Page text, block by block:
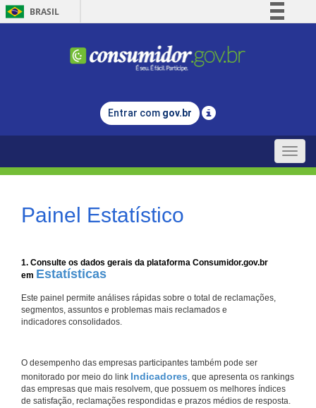
BRASIL
Comunica BR
Legislação
Entrar com gov.br
Toggle
Painel Estatístico
1. Consulte os dados gerais da plataforma Consumidor.gov.br
em Estatísticas
Este painel permite análises rápidas sobre o total de reclamações,
segmentos, assuntos e problemas mais reclamados e
indicadores consolidados.
O desempenho das empresas participantes também pode ser
monitorado por meio do link Indicadores, que apresenta os rankings
das empresas que mais resolvem, que possuem os melhores índices
de satisfação, reclamações respondidas e prazos médios de resposta.